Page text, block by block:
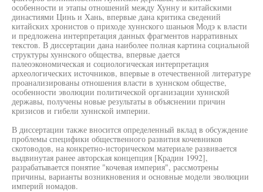
особенности и этапы отношений между Хунну и китайскими
династиями Цинь и Хань, впервые дана критика сведений
китайских хронистов о приходе хуннского шаньюя Модэ к власти
и предложена интерпретация данных фрагментов нарративных
текстов. В диссертации дана наиболее полная картина социальной
структуры хуннского общества, впервые дается
палеоэкономическая и социологическая интерпретация
археологических источников, впервые в отечественной литературе
проанализированы отношения власти в хуннском обществе,
особенности эволюции политической организации хуннской
державы, получены новые результаты в объяснении причин
кризисов и гибели хуннской империи.
В диссертации также вносится определенный вклад в обсуждение
проблемы специфики общественного развития кочевников
скотоводов, на конкретно-историческом материале развивается
выдвинутая ранее авторская концепция [Крадин 1992],
разрабатывается понятие "кочевая империя", рассмотрены
причины, варианты возникновения и основные модели эволюции
империй номадов.